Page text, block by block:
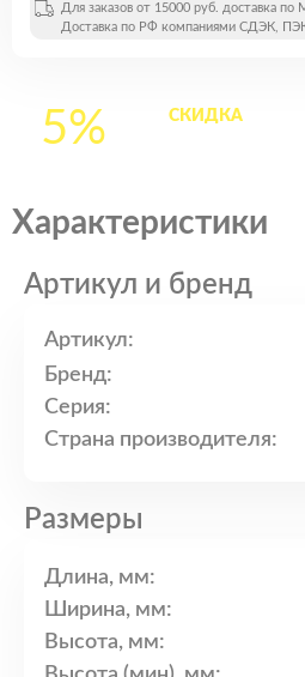
Для заказов от 15000 руб. доставка по
Доставка по РФ компаниями СДЭК,
5% СКИДКАна все
Характеристики
Артикул и бренд
Артикул:
Бренд:
Серия:
Страна производителя:
Размеры
Длина, мм:
Ширина, мм:
Высота, мм: